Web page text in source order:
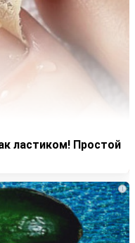
ластиком! Простой
i